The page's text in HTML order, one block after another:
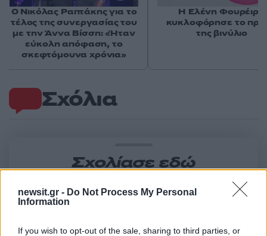
newsit.gr - Do Not Process My Personal
Information
If you wish to opt-out of the sale, sharing to third parties, or
Σχόλια
Σχολίασε εδώ
Ο Νικόλας Ραπτάκης για το
τέλος της συνεργασίας του
με την Άννα Βίσση: «Ήταν
εύκολη απόφαση, το
σκεφτόμουνα χρόνια»
Η Ελένη Φουρέιρα
κυκλοφόρησε το
της βινύλιο